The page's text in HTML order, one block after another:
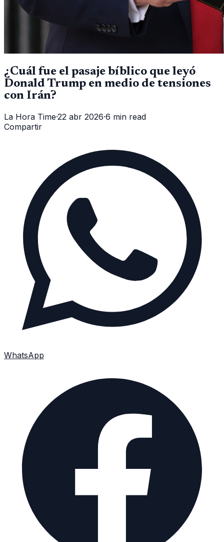
¿Cuál fue el pasaje bíblico que leyó
Donald Trump en medio de tensiones
con Irán?
La Hora Time·22 abr 2026·6 min read
Compartir
WhatsApp